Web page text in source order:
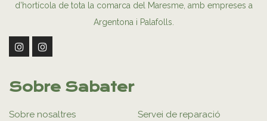
d’hortícola de tota la comarca del Maresme, amb empreses a
Argentona i Palafolls.
Sobre Sabater
Sobre nosaltres
Servei de reparació